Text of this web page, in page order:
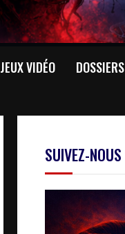
JEUX VIDÉO DOSSIERS
SUIVEZ-NOUS